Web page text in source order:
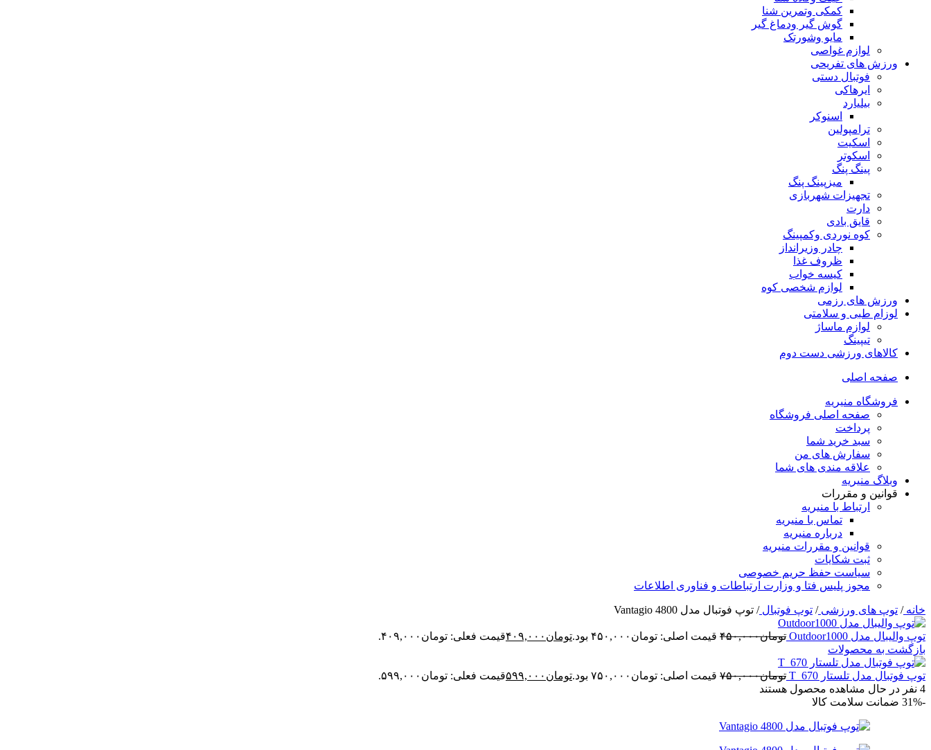
کمکی وتمرین شنا
گوش گیر ودماغ گیر
مایو وشورتک
لوازم غواصی
ورزش های تفریحی
فوتبال دستی
ایرهاکی
بیلیارد
اسنوکر
ترامپولین
اسکیت
اسکوتر
پینگ پنگ
میزپینگ پنگ
تجهیزات شهربازی
دارت
قایق بادی
کوه نوردی وکمپینگ
چادر وزیرانداز
ظروف غذا
کیسه خواب
لوازم شخصی کوه
ورزش های رزمی
لوزام طبی و سلامتی
لوازم ماساژ
تیپینگ
کالاهای ورزشی دست دوم
صفحه اصلی
فروشگاه منیریه
صفحه اصلی فروشگاه
پرداخت
سبد خرید شما
سفارش های من
علاقه مندی های شما
وبلاگ منیریه
قوانین و مقررات
ارتباط با منیریه
تماس با منیریه
درباره منیریه
قوانین و مقررات منیریه
ثبت شکایات
سیاست حفظ حریم خصوصی
مجوز پلیس فتا و وزارت ارتباطات و فناوری اطلاعات
خانه/ توپ های ورزشی/ توپ فوتبال/ توپ فوتبال مدل Vantagio 4800
توپ والیبال مدل Outdoor1000 تومان۴۵۰,۰۰۰ قیمت اصلی: تومان۴۵۰,۰۰۰ بود. تومان ۴۰۹,۰۰۰قیمت فعلی: تومان۴۰۹,۰۰۰.
بازگشت به محصولات
توپ فوتبال مدل تلستار T_670 تومان۷۵۰,۰۰۰ قیمت اصلی: تومان۷۵۰,۰۰۰ بود. تومان ۵۹۹,۰۰۰قیمت فعلی: تومان۵۹۹,۰۰۰.
4 نفر در حال مشاهده محصول هستند
-31%
ضمانت سلامت کالا